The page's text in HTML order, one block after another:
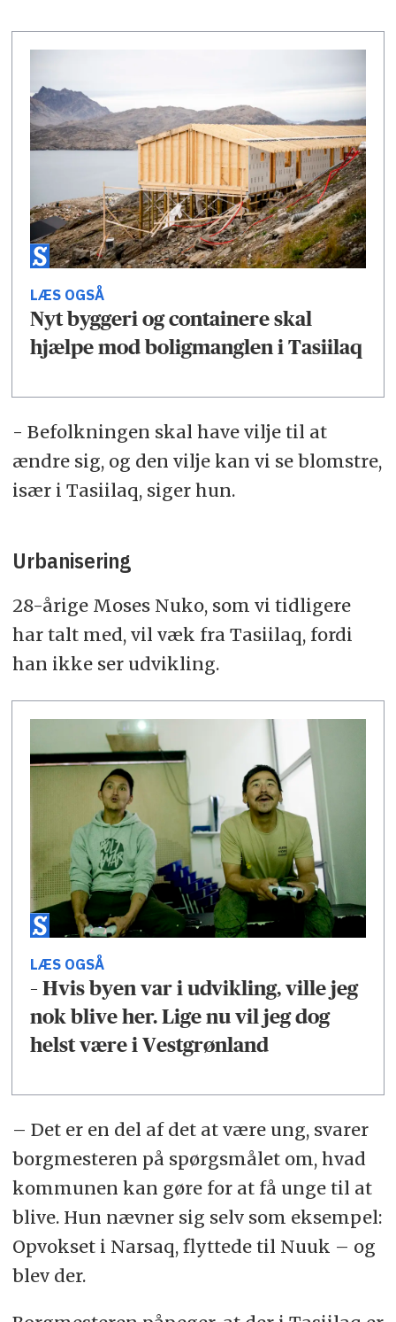
LÆS OGSÅ
Nyt byggeri og containere skal
hjælpe mod boligmanglen i Tasiilaq
- Befolkningen skal have vilje til at
ændre sig, og den vilje kan vi se blomstre,
især i Tasiilaq, siger hun.
Urbanisering
28-årige Moses Nuko, som vi tidligere
har talt med, vil væk fra Tasiilaq, fordi
han ikke ser udvikling.
LÆS OGSÅ
– Hvis byen var i udvikling, ville jeg
nok blive her. Lige nu vil jeg dog
helst være i Vestgrønland
– Det er en del af det at være ung, svarer
borgmesteren på spørgsmålet om, hvad
kommunen kan gøre for at få unge til at
blive. Hun nævner sig selv som eksempel:
Opvokset i Narsaq, flyttede til Nuuk – og
blev der.